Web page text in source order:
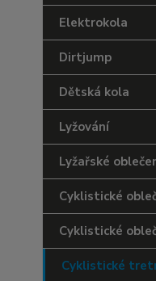
Elektrokola
Dirtjump
Dětská kola
Lyžování
Lyžařské
Cyklistické
Cyklistické
Cyklistické